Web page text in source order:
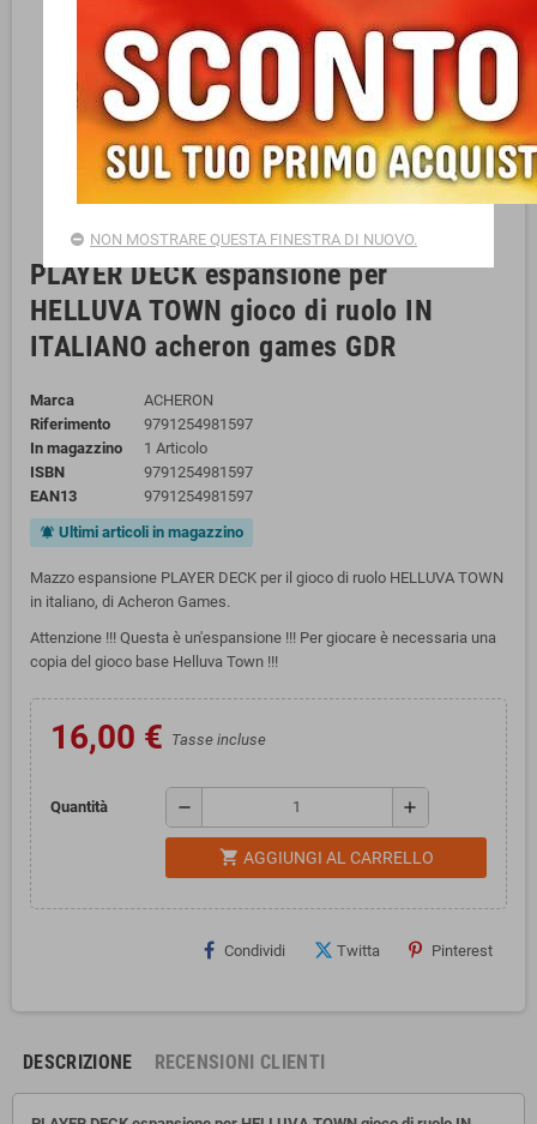
PLAYER DECK espansione per
HELLUVA TOWN gioco di ruolo IN
ITALIANO acheron games GDR
Marca
ACHERON
Riferimento
9791254981597
In magazzino
1 Articolo
ISBN
9791254981597
EAN13
9791254981597
notifications_active Ultimi articoli in magazzino
Mazzo espansione PLAYER DECK per il gioco di ruolo HELLUVA TOWN
in italiano, di Acheron Games.
Attenzione !!! Questa è un'espansione !!! Per giocare è necessaria una
copia del gioco base Helluva Town !!!
16,00 € Tasse incluse
Quantità remove add
shopping_cart AGGIUNGI AL CARRELLO
Condividi Twitta Pinterest
DESCRIZIONE RECENSIONI CLIENTI
NON MOSTRARE QUESTA FINESTRA DI NUOVO.